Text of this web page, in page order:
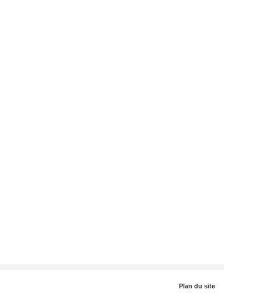
Plan du site